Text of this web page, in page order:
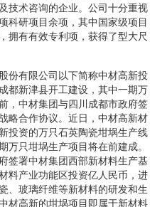
技术咨询的企业。公司十分重视
科研项目余项，其中国家级项目
拥有有效专利项，获得了型大尺
份有限公司以下简称中材高新投
都新津县开工建设，其中一期万
，中材集团与四川成都市政府签
略合作协议。近日，中材高新材
投资的万只石英陶瓷坩埚生产线
万只坩埚生产项目将在前建成。
签署中材集团西部新材料生产基
料产业功能区投资亿人民币，进
、玻璃纤维等新材料的研发和生
材高新的坩埚项目即属于新材料